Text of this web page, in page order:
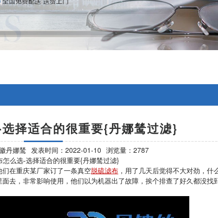
择适合的很重要{丹娜鸶过滤}
丹娜鸶 发表时间：2022-01-10 浏览量：2787
么选-选择适合的很重要{丹娜鸶过滤}
在重庆某厂家订了一条真空脱硫滤布 ，用了几天后觉得不大对劲，什
去，非常影响使用，他们以为机器出了故障，挨个排查了好久都没找